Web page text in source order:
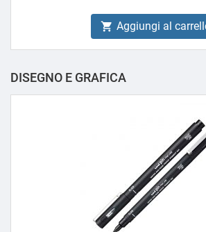
 Aggiungi al
DISEGNO E GRAFICA